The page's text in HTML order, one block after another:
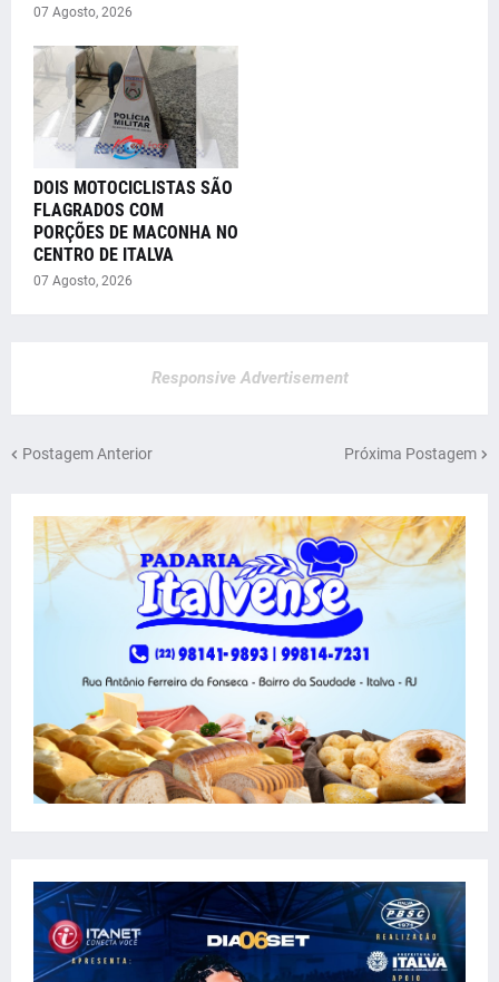
07 Agosto, 2026
DOIS MOTOCICLISTAS SÃO
FLAGRADOS COM
PORÇÕES DE MACONHA NO
CENTRO DE ITALVA
07 Agosto, 2026
Responsive Advertisement
Postagem Anterior Próxima Postagem